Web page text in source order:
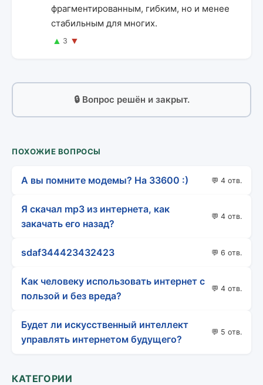
фрагментированным, гибким, но и менее
стабильным для многих.
▲ 3 ▼
🔒 Вопрос решён и закрыт.
ПОХОЖИЕ ВОПРОСЫ
А вы помните модемы? На 33600 :) 💬 4 отв.
Я скачал mp3 из интернета, как
закачать его назад?
💬 4 отв.
sdaf344423432423 💬 6 отв.
Как человеку использовать интернет с
пользой и без вреда?
💬 4 отв.
Будет ли искусственный интеллект
управлять интернетом будущего?
💬 5 отв.
КАТЕГОРИИ